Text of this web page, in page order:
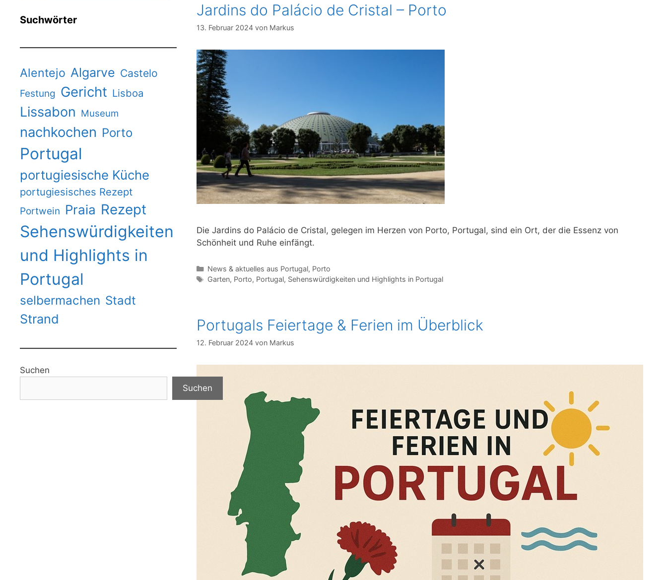
Jardins do Palácio de Cristal – Porto
13. Februar 2024 von Markus
Die Jardins do Palácio de Cristal, gelegen im Herzen von Porto, Portugal, sind ein Ort, der die Essenz von
Schönheit und Ruhe einfängt.
Kategorien
News & aktuelles aus Portugal, Porto
Schlagwörter
Garten, Porto, Portugal, Sehenswürdigkeiten und Highlights in Portugal
Portugals Feiertage & Ferien im Überblick
12. Februar 2024 von Markus
Suchwörter
Alentejo Algarve Castelo
Festung Gericht Lisboa
Lissabon Museum
nachkochen Porto
Portugal
portugiesische Küche
portugiesisches Rezept
Portwein Praia Rezept
Sehenswürdigkeiten
und Highlights in
Portugal
selbermachen Stadt
Strand
Suchen
Suchen